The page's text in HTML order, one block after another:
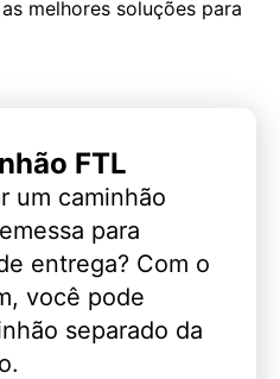
melhores soluções para
FTL
um caminhão
para
entrega? Com o
você pode
separado da